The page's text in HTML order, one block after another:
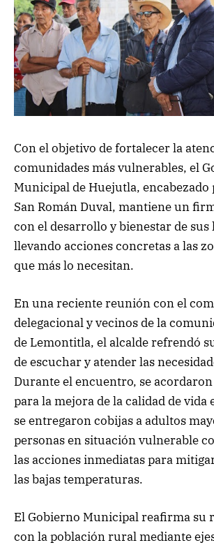
Con el objetivo de fortalecer la
comunidades más vulnerables, el
Municipal de Huejutla,
San Román Duval, mantiene un
con el desarrollo y bienestar de sus
llevando acciones concretas a las
que más lo necesitan.
En una reciente reunión con el
delegacional y vecinos de la
de Lemontitla, el alcalde refrendó
de escuchar y atender las
Durante el encuentro, se
para la mejora de la calidad de vida
se entregaron cobijas a adultos
personas en situación vulnerable
las acciones inmediatas para
las bajas temperaturas.
El Gobierno Municipal reafirma su
con la población rural mediante